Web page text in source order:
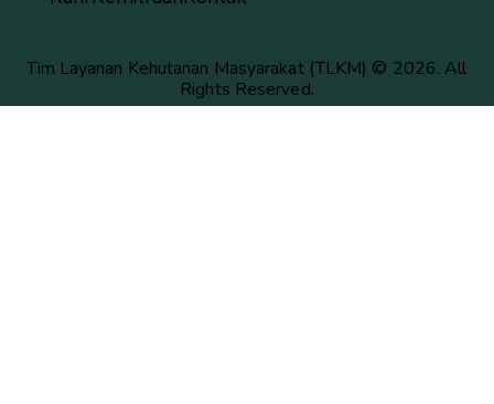
Tim Layanan Kehutanan Masyarakat (TLKM) © 2026. All
Rights Reserved.